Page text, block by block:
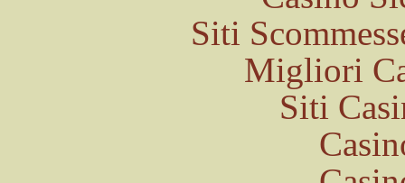
Siti
Migliori
Siti